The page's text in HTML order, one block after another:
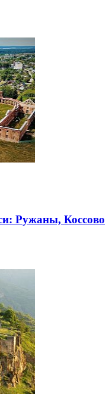
Ружаны, Коссово